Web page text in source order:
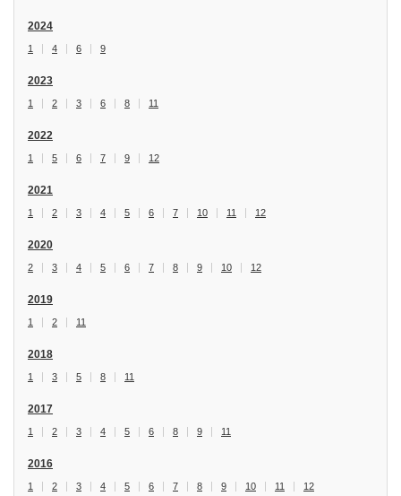
2024
1 4 6 9
2023
1 2 3 6 8 11
2022
1 5 6 7 9 12
2021
1 2 3 4 5 6 7 10 11 12
2020
2 3 4 5 6 7 8 9 10 12
2019
1 2 11
2018
1 3 5 8 11
2017
1 2 3 4 5 6 8 9 11
2016
1 2 3 4 5 6 7 8 9 10 11 12